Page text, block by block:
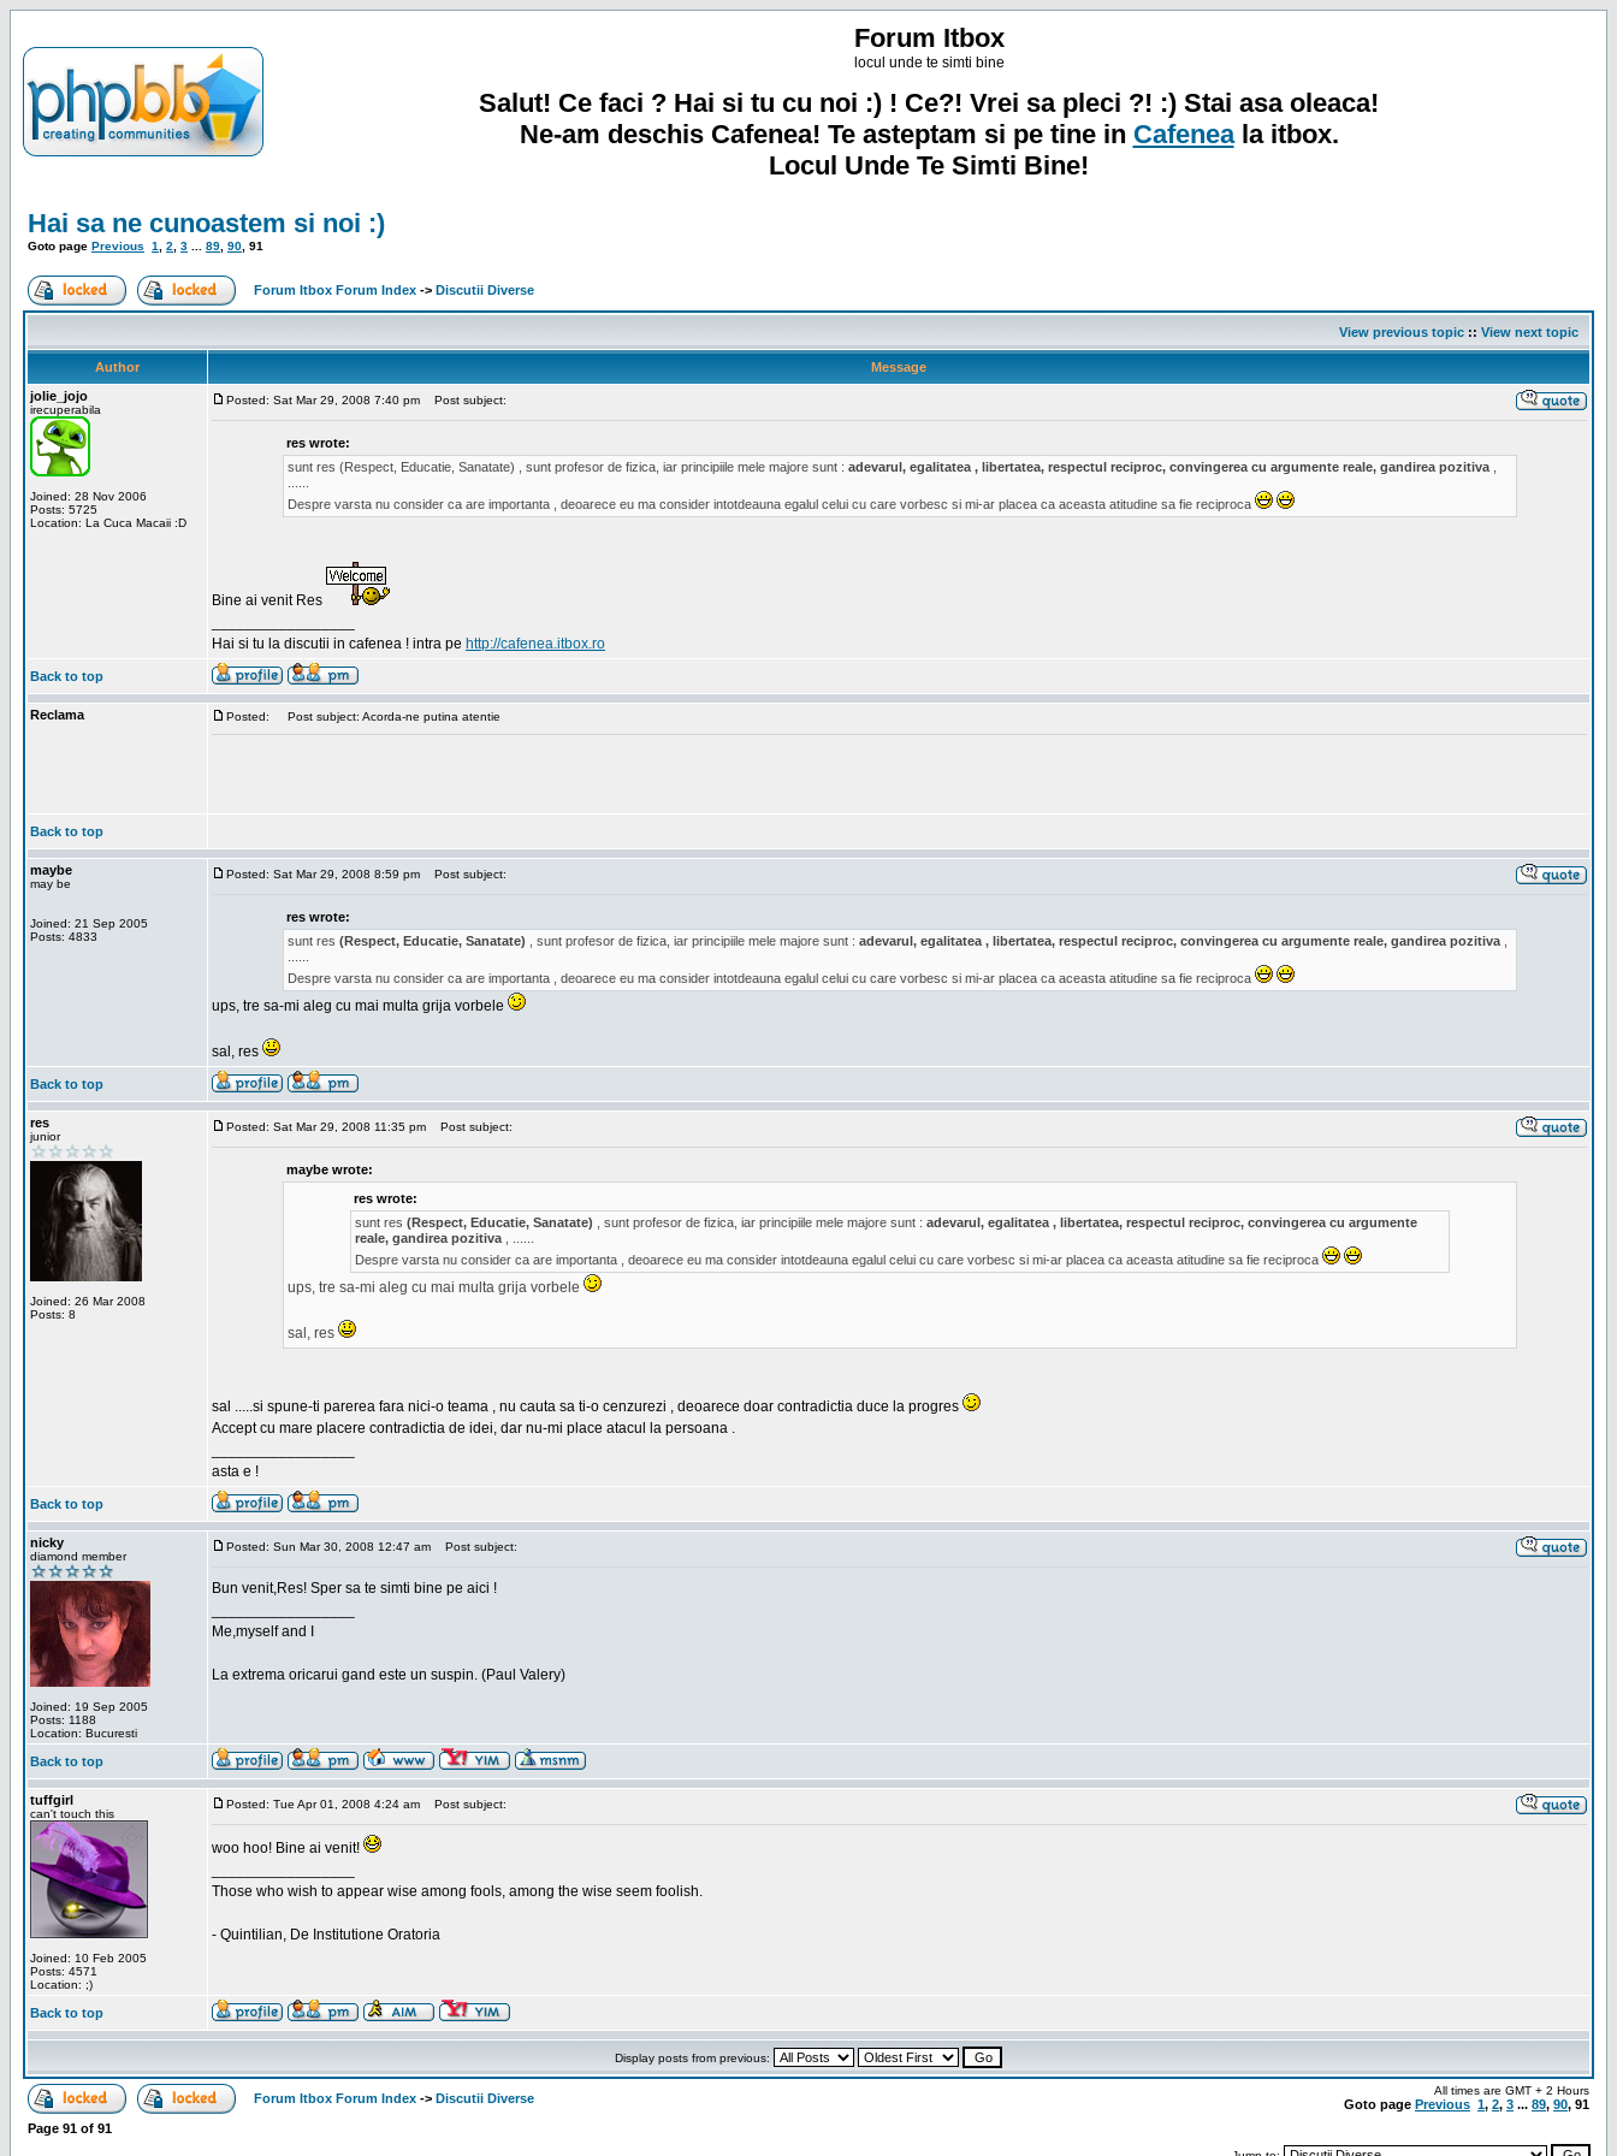
Forum Itbox
locul unde te simti bine
Salut! Ce faci ? Hai si tu cu noi :) ! Ce?! Vrei sa pleci ?! :) Stai asa oleaca!
Ne-am deschis Cafenea! Te asteptam si pe tine in Cafeneala itbox.
Locul Unde Te Simti Bine!
Hai sa ne cunoastem si noi :)
Goto page Previous 1 2 3 89 90 91
Forum Itbox Forum Index -> Discutii Diverse
View previous topic :: View next topic
Author
Message
jolie_jojo
irecuperabila
Joined: 28 Nov 2006
Posts: 5725
Location: La Cuca Macaii :D
Posted: Sat Mar 29, 2008 7:40 pm Post subject:
res wrote:
sunt res (Respect, Educatie, Sanatate) , sunt profesor de fizica, iar principiile mele majore sunt : adevarul, egalitatea , libertatea, respectul reciproc, convingerea cu argumente reale, gandirea pozitiva
Despre varsta nu consider ca are importanta , deoarece eu ma consider intotdeauna egalul celui cu care vorbesc si mi-ar placea ca aceasta atitudine sa fie reciproca
Bine ai venit Res
Hai si tu la discutii in cafenea ! intra pe http://cafenea.itbox.ro
Back to top
Reclama Posted: Post subject: Acorda-ne putina atentie
Back to top
maybe
may be
Joined: 21 Sep 2005
Posts: 4833
Posted: Sat Mar 29, 2008 8:59 pm Post subject:
res wrote:
sunt res (Respect, Educatie, Sanatate) , sunt profesor de fizica, iar principiile mele majore sunt : adevarul, egalitatea , libertatea, respectul reciproc, convingerea cu argumente reale, gandirea pozitiva
Despre varsta nu consider ca are importanta , deoarece eu ma consider intotdeauna egalul celui cu care vorbesc si mi-ar placea ca aceasta atitudine sa fie reciproca
ups, tre sa-mi aleg cu mai multa grija vorbele
sal, res
Back to top
res
junior
Joined: 26 Mar 2008
Posts: 8
Posted: Sat Mar 29, 2008 11:35 pm Post subject:
maybe wrote:
res wrote:
sunt res (Respect, Educatie, Sanatate) , sunt profesor de fizica, iar principiile mele majore sunt : adevarul, egalitatea , libertatea, respectul reciproc, convingerea cu argumente
reale, gandirea pozitiva
Despre varsta nu consider ca are importanta , deoarece eu ma consider intotdeauna egalul celui cu care vorbesc si mi-ar placea ca aceasta atitudine sa fie reciproca
ups, tre sa-mi aleg cu mai multa grija vorbele
sal, res
sal .....si spune-ti parerea fara nici-o teama , nu cauta sa ti-o cenzurezi , deoarece doar contradictia duce la progres
Accept cu mare placere contradictia de idei, dar nu-mi place atacul la persoana .
asta e !
Back to top
nicky
diamond member
Joined: 19 Sep 2005
Posts: 1188
Location: Bucuresti
Posted: Sun Mar 30, 2008 12:47 am Post subject:
Bun venit,Res! Sper sa te simti bine pe aici !
Me,myself and I
La extrema oricarui gand este un suspin. (Paul Valery)
Back to top
tuffgirl
can't touch this
Joined: 10 Feb 2005
Posts: 4571
Location: ;)
Posted: Tue Apr 01, 2008 4:24 am Post subject:
woo hoo! Bine ai venit!
Those who wish to appear wise among fools, among the wise seem foolish.
- Quintilian, De Institutione Oratoria
Back to top
Display posts from previous:
Forum Itbox Forum Index -> Discutii Diverse
All times are GMT + 2 Hours
Goto page Previous 1, 2, 3 ... 89, 90, 91
Page 91 of 91